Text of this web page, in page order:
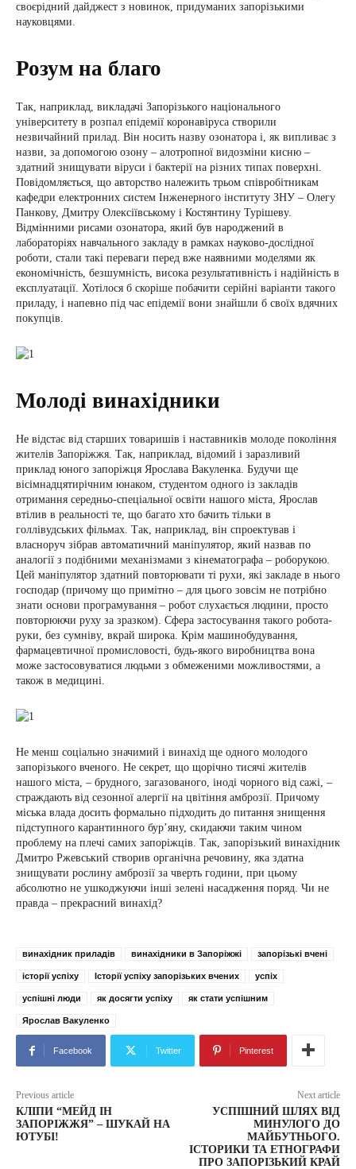
своєрідний дайджест з новинок, придуманих запорізькими
науковцями.
Розум на благо
Так, наприклад, викладачі Запорізького національного
університету в розпал епідемії коронавіруса створили
незвичайний прилад. Він носить назву озонатора і, як випливає з
назви, за допомогою озону – алотропної видозміни кисню –
здатний знищувати віруси і бактерії на різних типах поверхні.
Повідомляється, що авторство належить трьом співробітникам
кафедри електронних систем Інженерного інституту ЗНУ – Олегу
Панкову, Дмитру Олексіївському і Костянтину Турішеву.
Відмінними рисами озонатора, який був народжений в
лабораторіях навчального закладу в рамках науково-дослідної
роботи, стали такі переваги перед вже наявними моделями як
економічність, безшумність, висока результативність і надійність в
експлуатації. Хотілося б скоріше побачити серійні варіанти такого
приладу, і напевно під час епідемії вони знайшли б своїх вдячних
покупців.
Молоді винахідники
Не відстає від старших товаришів і наставників молоде покоління
жителів Запоріжжя. Так, наприклад, відомий і заразливий
приклад юного запоріжця Ярослава Вакуленка. Будучи ще
вісімнадцятирічним юнаком, студентом одного із закладів
отримання середньо-спеціальної освіти нашого міста, Ярослав
втілив в реальності те, що багато хто бачить тільки в
голлівудських фільмах. Так, наприклад, він спроектував і
власноруч зібрав автоматичний маніпулятор, який назвав по
аналогії з подібними механізмами з кінематографа – роборукою.
Цей маніпулятор здатний повторювати ті рухи, які закладе в нього
господар (причому що примітно – для цього зовсім не потрібно
знати основи програмування – робот слухається людини, просто
повторюючи руху за зразком). Сфера застосування такого робота-
руки, без сумніву, вкрай широка. Крім машинобудування,
фармацевтичної промисловості, будь-якого виробництва вона
може застосовуватися людьми з обмеженими можливостями, а
також в медицині.
Не менш соціально значимий і винахід ще одного молодого
запорізького вченого. Не секрет, що щорічно тисячі жителів
нашого міста, – брудного, загазованого, іноді чорного від сажі, –
страждають від сезонної алергії на цвітіння амброзії. Причому
міська влада досить формально підходить до питання знищення
підступного карантинного бур’яну, скидаючи таким чином
проблему на плечі самих запоріжців. Так, запорізький винахідник
Дмитро Ржевський створив органічна речовину, яка здатна
знищувати рослину амброзії за чверть години, при цьому
абсолютно не ушкоджуючи інші зелені насадження поряд. Чи не
правда – прекрасний винахід?
винахідник приладів винахідники в Запоріжжі запорізькі вчені
історії успіху Історії успіху запорізьких вчених успіх
успішні люди як досягти успіху як стати успішним
Ярослав Вакуленко
Facebook Twitter Pinterest
Previous article
КЛІПИ “МЕЙД ІН
ЗАПОРІЖЖЯ” – ШУКАЙ НА
ЮТУБІ!
Next article
УСПІШНИЙ ШЛЯХ ВІД
МИНУЛОГО ДО
МАЙБУТНЬОГО.
ІСТОРИКИ ТА ЕТНОГРАФИ
ПРО ЗАПОРІЗЬКИЙ КРАЙ